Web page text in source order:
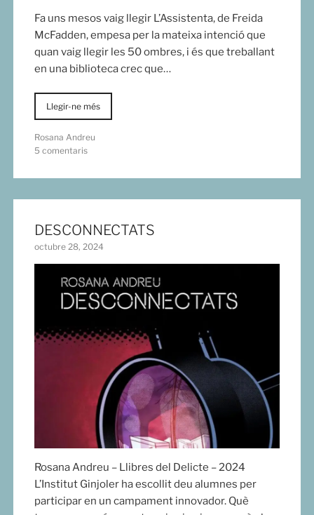
Fa uns mesos vaig llegir L’Assistenta, de Freida
McFadden, empesa per la mateixa intenció que
quan vaig llegir les 50 ombres, i és que treballant
en una biblioteca crec que…
Llegir-ne més
Rosana Andreu
5 comentaris
DESCONNECTATS
octubre 28, 2024
Rosana Andreu – Llibres del Delicte – 2024
L’Institut Ginjoler ha escollit deu alumnes per
participar en un campament innovador. Què